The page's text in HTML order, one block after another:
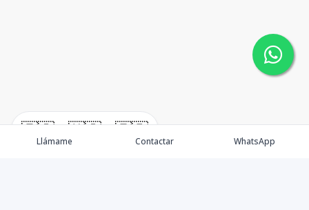
🇪🇸 🇺🇸 🇫🇷
Llámame Contactar WhatsApp